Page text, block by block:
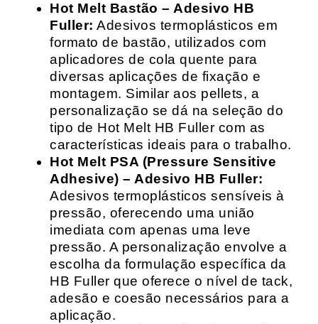
Hot Melt Bastão – Adesivo HB
Fuller: Adesivos termoplásticos em
formato de bastão, utilizados com
aplicadores de cola quente para
diversas aplicações de fixação e
montagem. Similar aos pellets, a
personalização se dá na seleção do
tipo de Hot Melt HB Fuller com as
características ideais para o trabalho.
Hot Melt PSA (Pressure Sensitive
Adhesive) – Adesivo HB Fuller:
Adesivos termoplásticos sensíveis à
pressão, oferecendo uma união
imediata com apenas uma leve
pressão. A personalização envolve a
escolha da formulação específica da
HB Fuller que oferece o nível de tack,
adesão e coesão necessários para a
aplicação.